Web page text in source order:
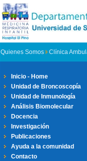
Quienes Somos Clínica
Inicio - Home
Unidad de Broncoscopía
Unidad de Inmunología
Análisis Biomolecular
Docencia
Investigación
Publicaciones
Ayuda a la comunidad
Contacto